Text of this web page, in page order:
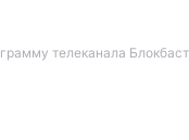
телеканала